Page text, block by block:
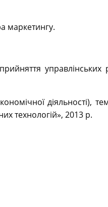
маркетингу.
діяльності),
технологій», 2013 р.